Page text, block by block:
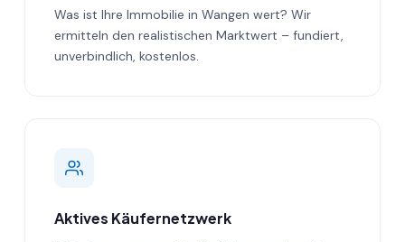
Was ist Ihre Immobilie in Wangen wert? Wir
ermitteln den realistischen Marktwert – fundiert,
unverbindlich, kostenlos.
Aktives Käufernetzwerk